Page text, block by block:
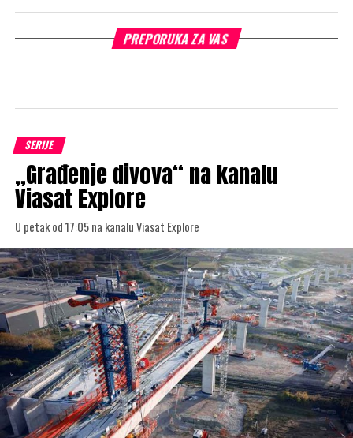
PREPORUKA ZA VAS
SERIJE
„Građenje divova“ na kanalu
Viasat Explore
U petak od 17:05 na kanalu Viasat Explore